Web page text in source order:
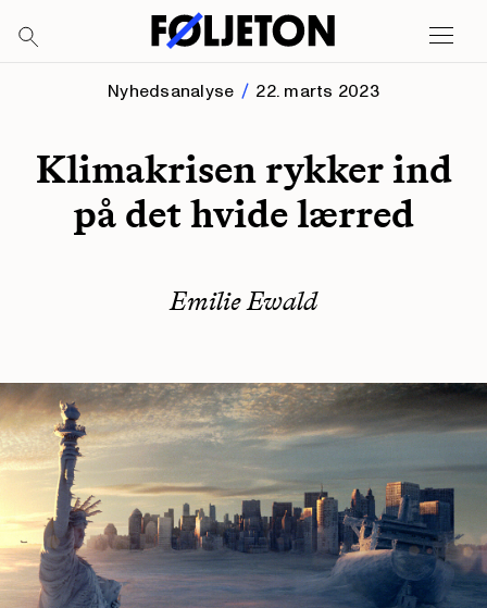
Nyhedsanalyse 22. marts 2023
Klimakrisen rykker ind
på det hvide lærred
Emilie Ewald